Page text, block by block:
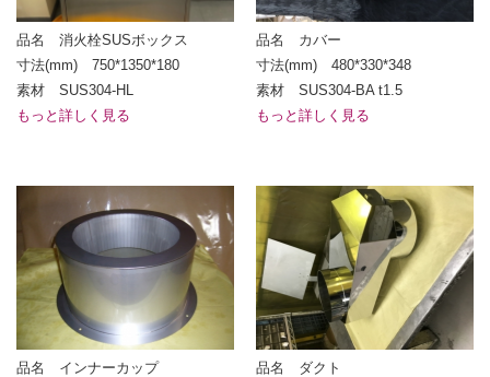
品名 消火栓SUSボックス
寸法(mm) 750*1350*180
素材 SUS304-HL
もっと詳しく見る
品名 カバー
寸法(mm) 480*330*348
素材 SUS304-BA t1.5
もっと詳しく見る
品名 インナーカップ
品名 ダクト